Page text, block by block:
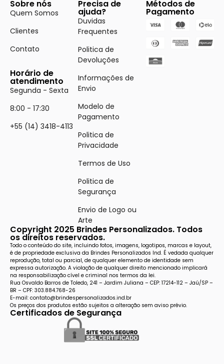
Sobre nós
Quem Somos
Clientes
Contato
Horário de
atendimento
Segunda - Sexta
8:00 - 17:30
+55 (14) 3418-4113
Precisa de
ajuda?
Duvidas
Frequentes
Politica de
Devoluções
Informações de
Envio
Modelo de
Pagamento
Politica de
Privacidade
Termos de Uso
Politica de
Segurança
Envio de Logo ou
Arte
Métodos de
Pagamento
Copyright 2025 Brindes Personalizados. Todos
os direitos reservados.
Todo o conteúdo do site, incluindo fotos, imagens, logotipos, marcas e layout,
é de propriedade exclusiva da Brindes Personalizados Ind. É vedada qualquer
reprodução, total ou parcial, de qualquer elemento de identidade sem
expressa autorização. A violação de qualquer direito mencionado implicará
na responsabilização cível e criminal nos termos da lei.
Rua Osvaldo Barros de Toledo, 241 – Jardim Juliana – CEP: 17214-112 – Jaú/SP –
BR – CPF: 303.884.768-26
E-mail: contato@brindespersonalizados.ind.br
Os preços dos produtos estão sujeitos a alteração sem aviso prévio.
Certificados de Segurança